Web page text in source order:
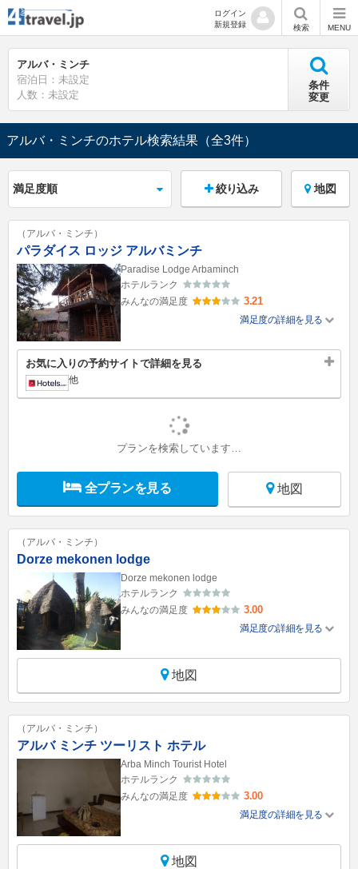
ログイン
新規登録
検索 MENU
アルバ・ミンチ
宿泊日：未設定
人数：未設定
条件
変更
アルバ・ミンチのホテル検索結果 （全3件）
絞り込み 地図
（アルバ・ミンチ）
パラダイス ロッジ アルバミンチ
Paradise Lodge Arbaminch
ホテルランク
みんなの満足度
3.21
満足度の詳細を見る
お気に入りの予約サイトで詳細を見る
他
プランを検索しています…
全プランを見る 地図
（アルバ・ミンチ）
Dorze mekonen lodge
Dorze mekonen lodge
ホテルランク
みんなの満足度
3.00
満足度の詳細を見る
地図
（アルバ・ミンチ）
アルバ ミンチ ツーリスト ホテル
Arba Minch Tourist Hotel
ホテルランク
みんなの満足度
3.00
満足度の詳細を見る
地図